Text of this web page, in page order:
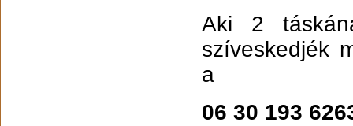
Aki 2
szíveskedjék
a
06 30 193